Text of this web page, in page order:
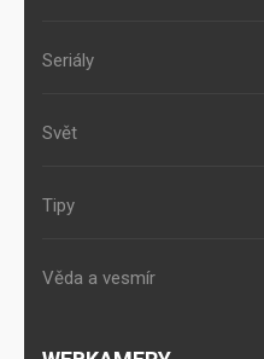
Seriály
Svět
Tipy
Věda a vesmír